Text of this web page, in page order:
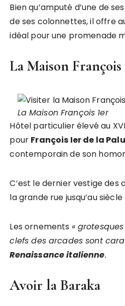
Bien qu’amputé d’une de
de ses colonnettes, il offre
idéal pour une promenade
La Maison François
La Maison François 1er
Hôtel particulier élevé au
pour François Ier de la
contemporain de son
C’est le dernier vestige des
la grande rue jusqu’au
Les ornements «
clefs des arcades sont
Renaissance italienne.
Avoir la Baraka